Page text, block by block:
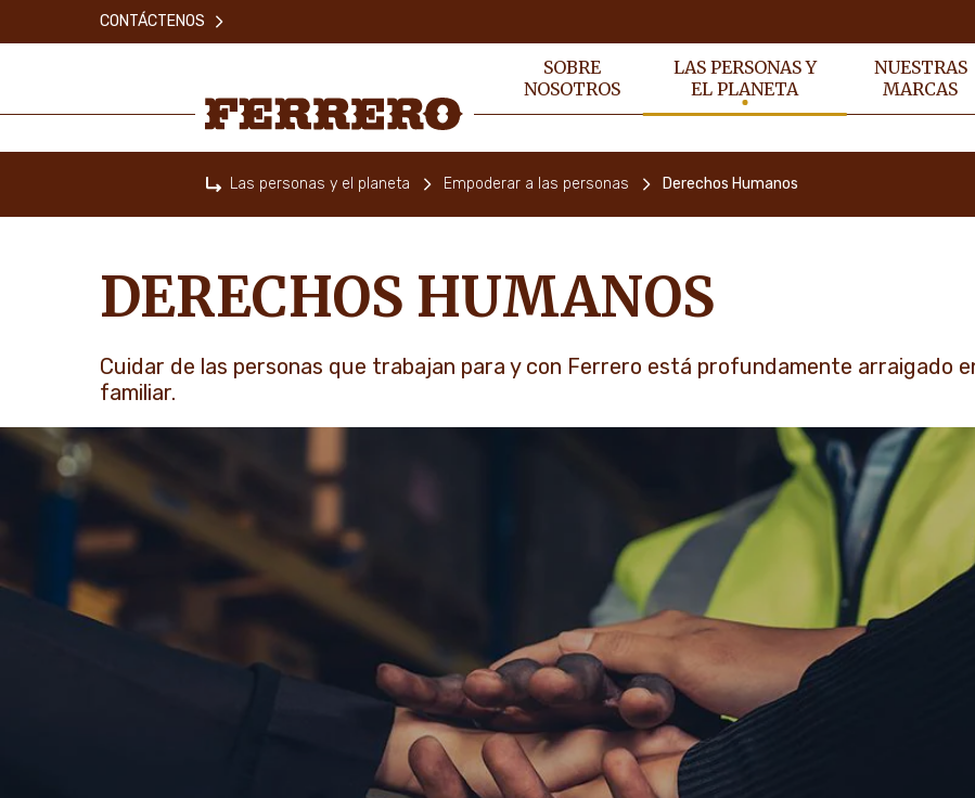
SOBRE
NOSOTROS
LAS PERSONAS Y
EL PLANETA
NUESTRAS
MARCAS
CONTÁCTENOS
Las personas y el planeta Empoderar a las personas Derechos Humanos
DERECHOS HUMANOS
Cuidar de las personas que trabajan para y con Ferrero está profundamente arraigado
familiar.